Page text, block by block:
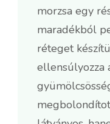
morzsa egy
maradékból
réteget
ellensúlyozza